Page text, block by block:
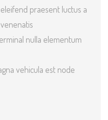
praesent luctus a
nulla elementum
vehicula est node